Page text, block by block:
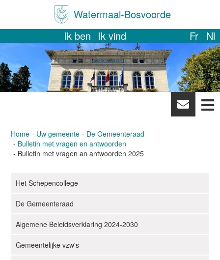
Watermaal-Bosvoorde
Ik ben Ik vind Fr Nl
News
Home Uw gemeente
De Gemeenteraad
Bulletin met vragen en antwoorden
Bulletin met vragen an antwoorden 2025
N
v
i
a
Het Schepencollege
De Gemeenteraad
Algemene Beleidsverklaring 2024-2030
Gemeentelijke vzw's